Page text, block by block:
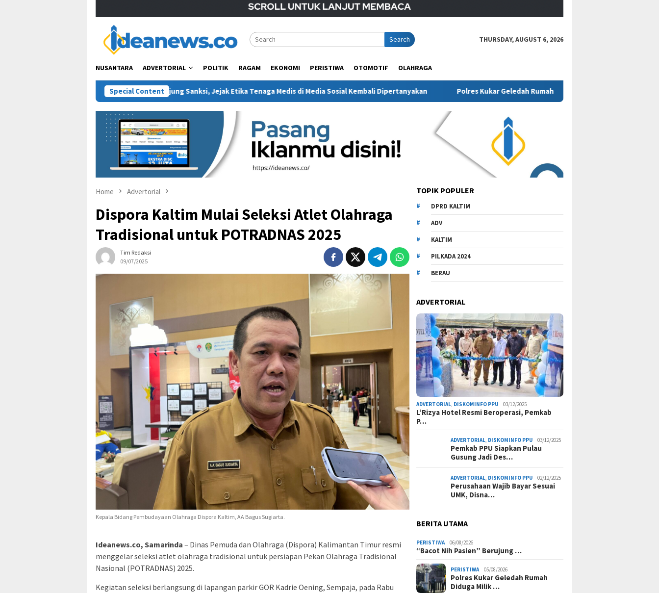
Search THURSDAY, AUGUST 6, 2026
NUSANTARA ADVERTORIAL POLITIK RAGAM EKONOMI PERISTIWA OTOMOTIF OLAHRAGA
Special Content
Nih Pasien” Berujung Sanksi, Jejak Etika Tenaga Medis di Media Sosial Kembali Dipertanyakan Polres Kukar Geledah Rumah Diduga Milik ASN Disdikbud Terkait Kasus Dugaan
Home Advertorial
Dispora Kaltim Mulai Seleksi Atlet Olahraga
Tradisional untuk POTRADNAS 2025
Tim Redaksi
09/07/2025
Kepala Bidang Pembudayaan Olahraga Dispora Kaltim, AA Bagus Sugiarta.
Ideanews.co, Samarinda – Dinas Pemuda dan Olahraga (Dispora) Kalimantan Timur resmi
menggelar seleksi atlet olahraga tradisional untuk persiapan Pekan Olahraga Tradisional
Nasional (POTRADNAS) 2025.
Kegiatan seleksi berlangsung di lapangan parkir GOR Kadrie Oening, Sempaja, pada Rabu
TOPIK POPULER
DPRD KALTIM
ADV
KALTIM
PILKADA 2024
BERAU
ADVERTORIAL
ADVERTORIAL DISKOMINFO PPU 03/12/2025
L’Rizya Hotel Resmi Beroperasi, Pemkab
P…
ADVERTORIAL DISKOMINFO PPU 03/12/2025
Pemkab PPU Siapkan Pulau
Gusung Jadi Des…
ADVERTORIAL DISKOMINFO PPU 02/12/2025
Perusahaan Wajib Bayar Sesuai
UMK, Disna…
BERITA UTAMA
PERISTIWA 06/08/2026
“Bacot Nih Pasien” Berujung …
PERISTIWA 05/08/2026
Polres Kukar Geledah Rumah
Diduga Milik …